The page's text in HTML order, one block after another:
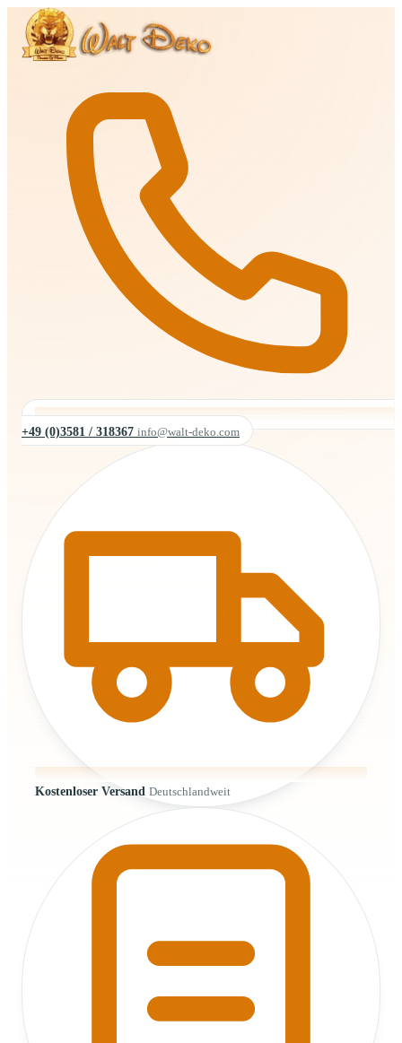
+49 (0)3581 / 318367 info@walt-deko.com
Kostenloser Versand Deutschlandweit